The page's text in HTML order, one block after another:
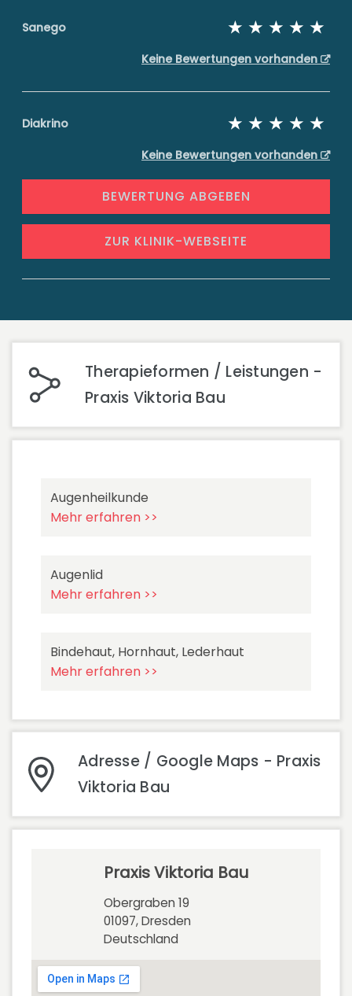
Sanego
Keine Bewertungen vorhanden
Diakrino
Keine Bewertungen vorhanden
BEWERTUNG ABGEBEN
ZUR KLINIK-WEBSEITE
Therapieformen / Leistungen -
Praxis Viktoria Bau
Augenheilkunde
Mehr erfahren >>
Augenlid
Mehr erfahren >>
Bindehaut, Hornhaut, Lederhaut
Mehr erfahren >>
Adresse / Google Maps - Praxis
Viktoria Bau
Praxis Viktoria Bau
Obergraben 19
01097, Dresden
Deutschland